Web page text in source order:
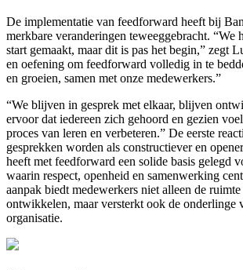
De implementatie van feedforward heeft bij
merkbare veranderingen teweeggebracht. “We
start gemaakt, maar dit is pas het begin,” zegt
en oefening om feedforward volledig in te
en groeien, samen met onze medewerkers.”
“We blijven in gesprek met elkaar, blijven
ervoor dat iedereen zich gehoord en gezien
proces van leren en verbeteren.” De eerste
gesprekken worden als constructiever en
heeft met feedforward een solide basis gelegd
waarin respect, openheid en samenwerking
aanpak biedt medewerkers niet alleen de
ontwikkelen, maar versterkt ook de onderlinge
organisatie.